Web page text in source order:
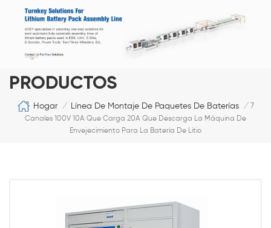
PRODUCTOS
Hogar / Línea De Montaje De Paquetes De Baterías / 7
Canales 100V 10A Que Carga 20A Que Descarga La Máquina De
Envejecimiento Para La Batería De Litio